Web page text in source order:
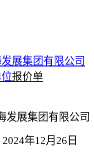
展集团有限公司
报价单
集团有限公司
2024年12月 26 日